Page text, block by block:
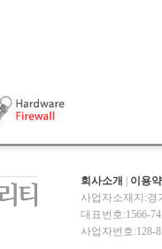
회사소개 이용
사업자소재지:경
대표번호:1566-
사업자번호:128-